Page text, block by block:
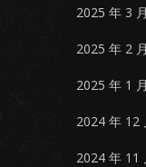
2025 年 3 月
2025 年 2 月
2025 年 1 月
2024 年 12
2024 年 11